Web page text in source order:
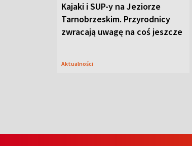
Kajaki i SUP-y na Jeziorze
Tarnobrzeskim. Przyrodnicy
zwracają uwagę na coś jeszcze
Aktualności